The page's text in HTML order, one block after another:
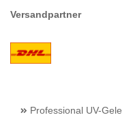
Versandpartner
Professional UV-Gele